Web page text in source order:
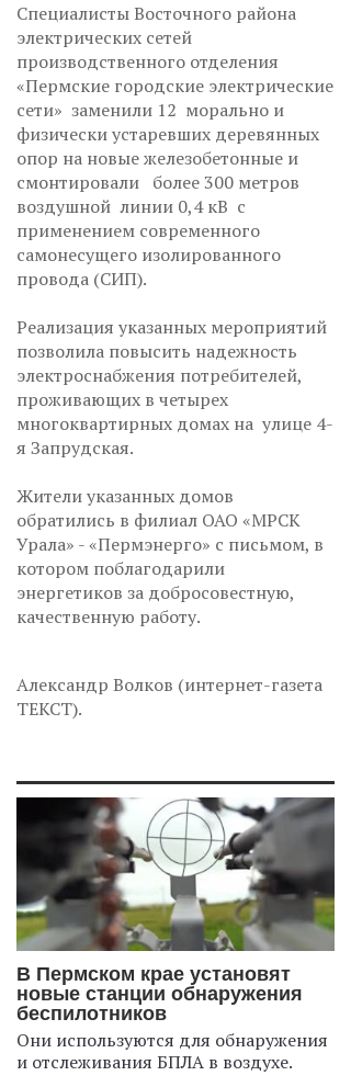
Специалисты Восточного района
электрических сетей
производственного отделения
«Пермские городские электрические
сети» заменили 12 морально и
физически устаревших деревянных
опор на новые железобетонные и
смонтировали более 300 метров
воздушной линии 0,4 кВ с
применением современного
самонесущего изолированного
провода (СИП).
Реализация указанных мероприятий
позволила повысить надежность
электроснабжения потребителей,
проживающих в четырех
многоквартирных домах на улице 4-
я Запрудская.
Жители указанных домов
обратились в филиал ОАО «МРСК
Урала» - «Пермэнерго» с письмом, в
котором поблагодарили
энергетиков за добросовестную,
качественную работу.
Александр Волков (интернет-газета
ТЕКСТ).
В Пермском крае установят
новые станции обнаружения
беспилотников
Они используются для обнаружения
и отслеживания БПЛА в воздухе.